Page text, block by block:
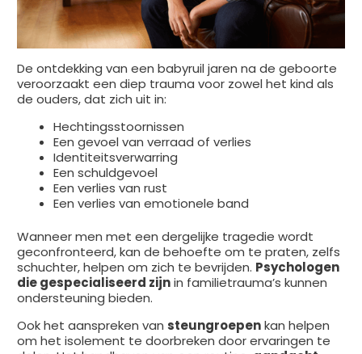
De ontdekking van een babyruil jaren na de geboorte
veroorzaakt een diep trauma voor zowel het kind als
de ouders, dat zich uit in:
Hechtingsstoornissen
Een gevoel van verraad of verlies
Identiteitsverwarring
Een schuldgevoel
Een verlies van rust
Een verlies van emotionele band
Wanneer men met een dergelijke tragedie wordt
geconfronteerd, kan de behoefte om te praten, zelfs
schuchter, helpen om zich te bevrijden. Psychologen
die gespecialiseerd zijnin familietrauma’s kunnen
ondersteuning bieden.
Ook het aanspreken van steungroepenkan helpen
om het isolement te doorbreken door ervaringen te